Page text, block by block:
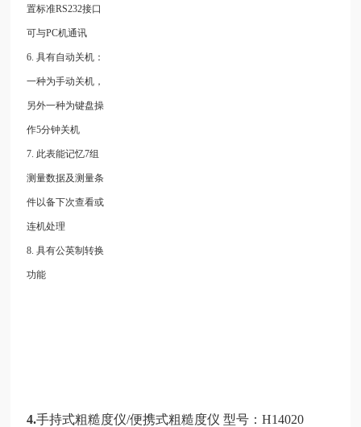
置标准RS232接口
可与PC机通讯
6. 具有自动关机：
一种为手动关机，
另外一种为键盘操
作5分钟关机
7. 此表能记忆7组
测量数据及测量条
件以备下次查看或
连机处理
8. 具有公英制转换
功能
4.手持式粗糙度仪/便携式粗糙度仪 型号：H14020